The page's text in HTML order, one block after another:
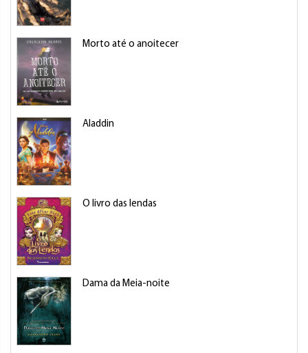
Morto até o anoitecer
Aladdin
O livro das lendas
Dama da Meia-noite